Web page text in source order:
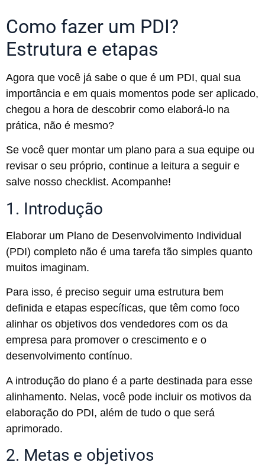
Como fazer um PDI?
Estrutura e etapas
Agora que você já sabe o que é um PDI, qual sua
importância e em quais momentos pode ser aplicado,
chegou a hora de descobrir como elaborá-lo na
prática, não é mesmo?
Se você quer montar um plano para a sua equipe ou
revisar o seu próprio, continue a leitura a seguir e
salve nosso checklist. Acompanhe!
1. Introdução
Elaborar um Plano de Desenvolvimento Individual
(PDI) completo não é uma tarefa tão simples quanto
muitos imaginam.
Para isso, é preciso seguir uma estrutura bem
definida e etapas específicas, que têm como foco
alinhar os objetivos dos vendedores com os da
empresa para promover o crescimento e o
desenvolvimento contínuo.
A introdução do plano é a parte destinada para esse
alinhamento. Nelas, você pode incluir os motivos da
elaboração do PDI, além de tudo o que será
aprimorado.
2. Metas e objetivos